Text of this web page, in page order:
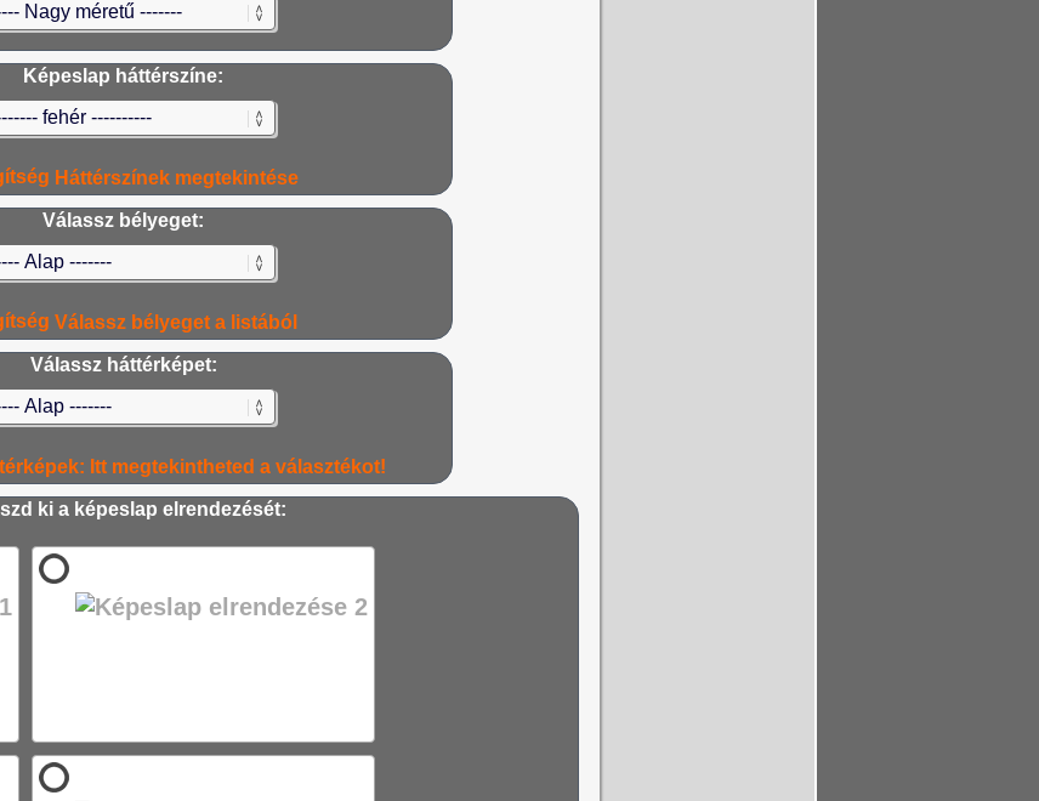
Képeslap háttérszíne:
Háttérszínek megtekintése
Válassz bélyeget:
Válassz bélyeget a listából
Válassz háttérképet:
Itt megtekintheted a választékot!
ki a képeslap elrendezését: